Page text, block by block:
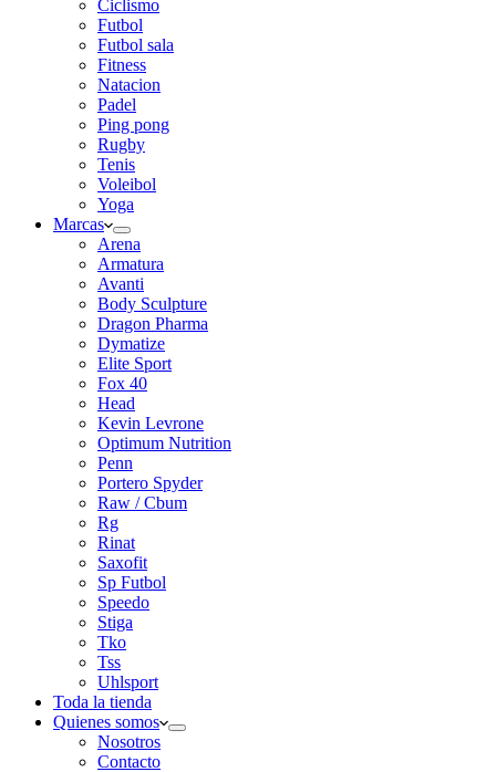
Ciclismo
Futbol
Futbol sala
Fitness
Natacion
Padel
Ping pong
Rugby
Tenis
Voleibol
Yoga
Marcas
Arena
Armatura
Avanti
Body Sculpture
Dragon Pharma
Dymatize
Elite Sport
Fox 40
Head
Kevin Levrone
Optimum Nutrition
Penn
Portero Spyder
Raw / Cbum
Rg
Rinat
Saxofit
Sp Futbol
Speedo
Stiga
Tko
Tss
Uhlsport
Toda la tienda
Quienes somos
Nosotros
Contacto